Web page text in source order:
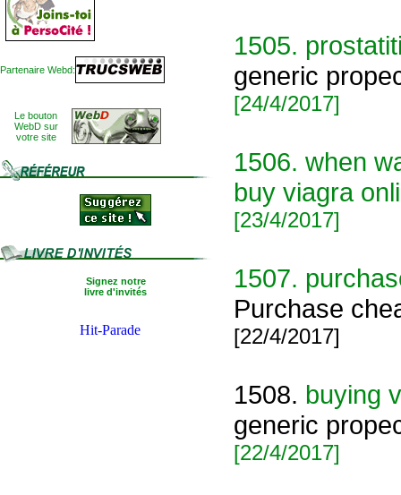
Partenaire Webd:
Le bouton
WebD sur
votre site
Signez notre
livre d'invités
1505.
generic
[24/4/2017]
1506. when
buy viagra
[23/4/2017]
1507.
Purchase
[22/4/2017]
1508. buying
generic
[22/4/2017]